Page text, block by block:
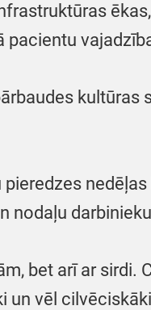
pacientu
kultūras
nodaļu
bet arī ar sirdi.
un vēl